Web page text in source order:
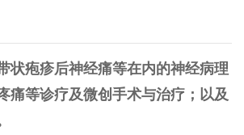
状疱疹后神经痛等在内的神经病理
痛等诊疗及微创手术与治疗 ；以及